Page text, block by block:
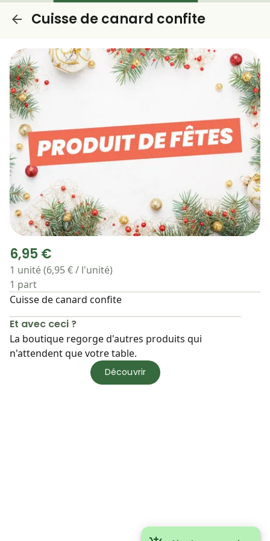
Cuisse de canard confite
6,95 €
1 unité (6,95 € / l'unité)
1 part
Cuisse de canard confite
Et avec ceci ?
La boutique regorge d'autres produits qui
n'attendent que votre table.
Découvrir